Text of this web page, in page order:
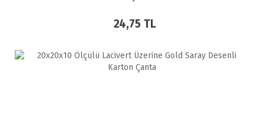
24,75 TL